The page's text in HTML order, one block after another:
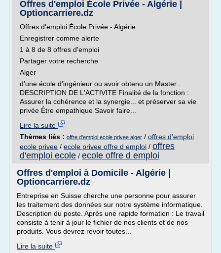
Offres d'emploi École Privée - Algérie |
Optioncarriere.dz
Offres d'emploi École Privée - Algérie
Enregistrer comme alerte
1 à 8 de 8 offres d'emploi
Partager votre recherche
Alger
d'une école d'ingénieur ou avoir obtenu un Master .
DESCRIPTION DE L'ACTIVITE Finalité de la fonction :
Assurer la cohérence et la synergie... et préserver sa vie
privée Être empathique Savoir faire...
Lire la suite
Thèmes liés : offre d'emploi ecole privee alger / offres d'emploi
ecole privee / ecole privee offre d emploi / offres
d'emploi ecole / ecole offre d emploi
Offres d'emploi à Domicile - Algérie |
Optioncarriere.dz
Entreprise en Suisse cherche une personne pour assurer
les traitement des données sur notre système informatique.
Description du poste. Après une rapide formation : Le travail
consiste à tenir à jour le fichier de nos clients et de nos
produits. Vous devrez revoir toutes...
Lire la suite